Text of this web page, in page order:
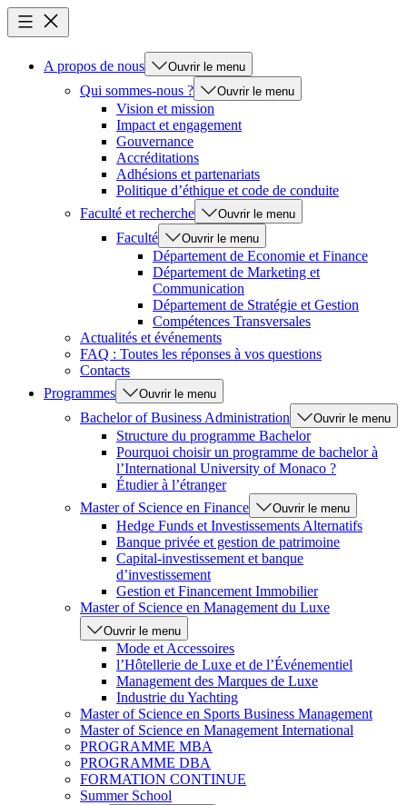
A propos de nous Ouvrir le menu
Qui sommes-nous ? Ouvrir le menu
Vision et mission
Impact et engagement
Gouvernance
Accréditations
Adhésions et partenariats
Politique d’éthique et code de conduite
Faculté et recherche
Ouvrir le menu
Faculté Ouvrir le menu
Département de Economie et Finance
Département de Marketing et
Communication
Département de Stratégie et Gestion
Compétences Transversales
Actualités et événements
FAQ : Toutes les réponses à vos questions
Contacts
Programmes
Ouvrir le menu
Bachelor of Business Administration Ouvrir le menu
Structure du programme Bachelor
Pourquoi choisir un programme de bachelor à
l’International University of Monaco ?
Étudier à l’étranger
Master of Science en Finance
Ouvrir le menu
Hedge Funds et Investissements Alternatifs
Banque privée et gestion de patrimoine
Capital-investissement et banque
d’investissement
Gestion et Financement Immobilier
Master of Science en Management du Luxe
Ouvrir le menu
Mode et Accessoires
l’Hôtellerie de Luxe et de l’Événementiel
Management des Marques de Luxe
Industrie du Yachting
Master of Science en Sports Business Management
Master of Science en Management International
PROGRAMME MBA
PROGRAMME DBA
FORMATION CONTINUE
Summer School